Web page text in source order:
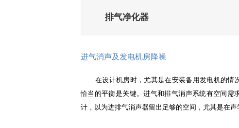
系统消声器的主要制造商之一。 IAC已开发
气消声器，以满足发电市场中的大多数应用
SM50P型）
IAC的发动机排气消声器以具有竞争力
能和有效性。
排气净化器
系列健康影响有关包括：哮喘、支气管炎、
育受阻。 IAC澳大利亚拥有完整的Colpro-
术与Engelhard联合在澳大利亚改装了数千台
进气消声及发电机房降噪
在设计机房时，尤其是在安装备用发电机的情
恰当的平衡是关键。进气和排气消声系统有空间需
计，以为进排气消声器留出足够的空间，尤其是在声